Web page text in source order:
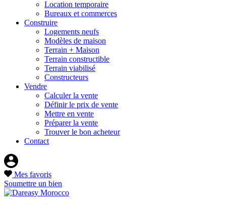
Location temporaire
Bureaux et commerces
Construire
Logements neufs
Modèles de maison
Terrain + Maison
Terrain constructible
Terrain viabilisé
Constructeurs
Vendre
Calculer la vente
Définir le prix de vente
Mettre en vente
Préparer la vente
Trouver le bon acheteur
Contact
Mes favoris
Soumettre un bien